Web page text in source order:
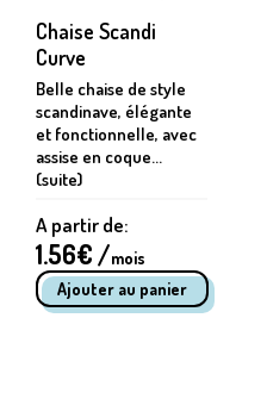
Chaise Scandi
Curve
Belle chaise de style
scandinave, élégante
et fonctionnelle, avec
assise en coque...
(suite)
A partir de:
1.56€ /mois